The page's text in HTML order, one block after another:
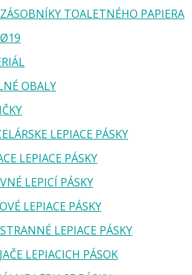
ZÁSOBNÍKY TOALETNÉHO PAPIERA
Ø19
OBALY
LEPIACE PÁSKY
LEPIACE PÁSKY
LEPICÍ PÁSKY
LEPIACE PÁSKY
LEPIACE PÁSKY
LEPIACICH PÁSOK